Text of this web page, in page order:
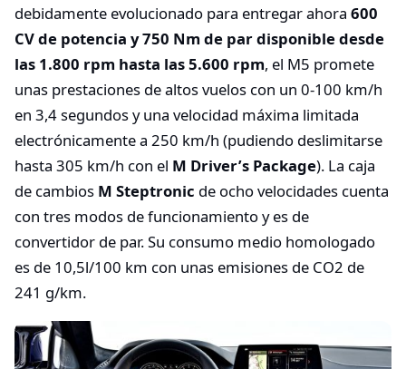
debidamente evolucionado para entregar ahora 600
CV de potencia y 750 Nm de par disponible desde
las 1.800 rpm hasta las 5.600 rpm, el M5 promete
unas prestaciones de altos vuelos con un 0-100 km/h
en 3,4 segundos y una velocidad máxima limitada
electrónicamente a 250 km/h (pudiendo deslimitarse
hasta 305 km/h con el M Driver’s Package). La caja
de cambios M Steptronic de ocho velocidades cuenta
con tres modos de funcionamiento y es de
convertidor de par. Su consumo medio homologado
es de 10,5l/100 km con unas emisiones de CO2 de
241 g/km.